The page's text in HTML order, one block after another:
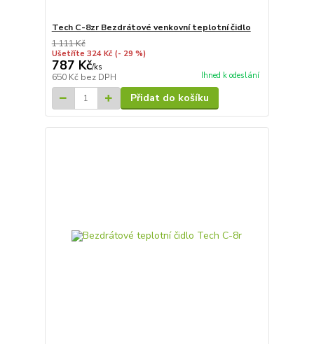
Tech C-8zr Bezdrátové venkovní teplotní čidlo
1 111 Kč
Ušetříte 324 Kč (- 29 %)
787 Kč/ks
650 Kč bez DPH Ihned k odeslání
Přidat do košíku